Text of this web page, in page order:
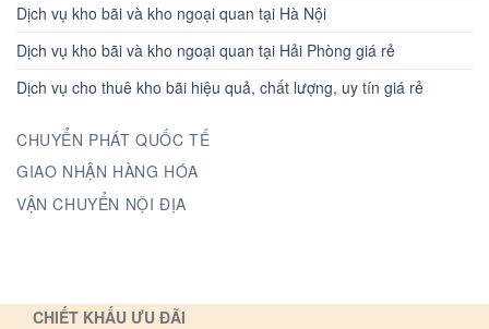
Dịch vụ kho bãi và kho ngoại quan tại Hà Nội
Dịch vụ kho bãi và kho ngoại quan tại Hải Phòng giá rẻ
Dịch vụ cho thuê kho bãi hiệu quả, chất lượng, uy tín giá rẻ
CHUYỂN PHÁT QUỐC TẾ
GIAO NHẬN HÀNG HÓA
VẬN CHUYỂN NỘI ĐỊA
CHIẾT KHẤU ƯU ĐÃI